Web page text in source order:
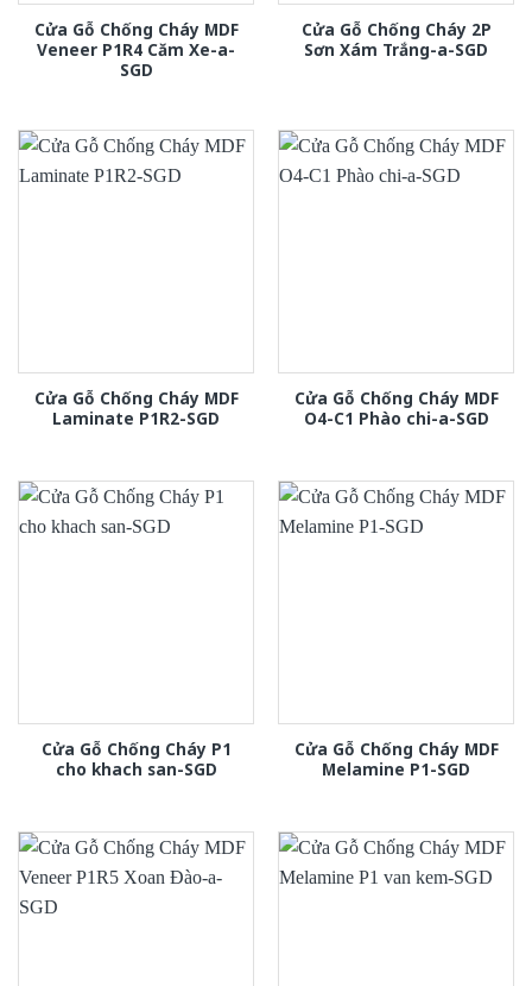
Cửa Gỗ Chống Cháy MDF
Veneer P1R4 Căm Xe-a-
SGD
Cửa Gỗ Chống Cháy 2P
Sơn Xám Trắng-a-SGD
Cửa Gỗ Chống Cháy MDF
Laminate P1R2-SGD
Cửa Gỗ Chống Cháy MDF
O4-C1 Phào chi-a-SGD
Cửa Gỗ Chống Cháy P1
cho khach san-SGD
Cửa Gỗ Chống Cháy MDF
Melamine P1-SGD